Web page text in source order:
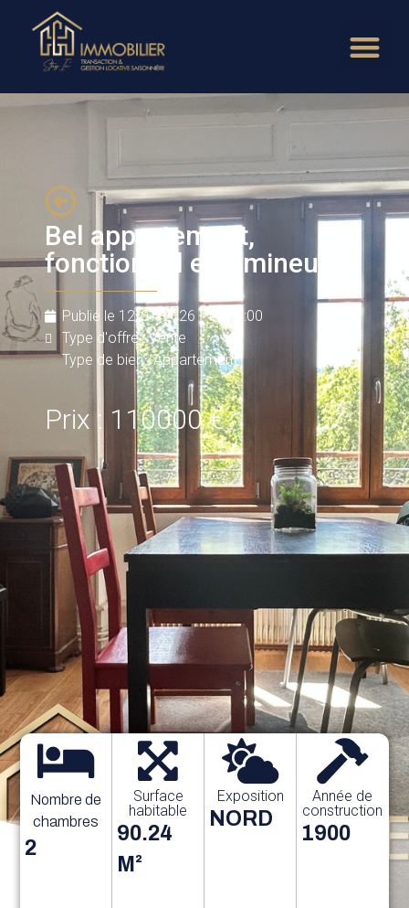
Bel appartement,
fonctionnel et lumineux
Publié le 12/01/2026
03:00
Type d'offre : Vente
Type de bien : Appartement
Prix : 110000 €
Nombre de
chambres
2
Surface
habitable
90.24
M²
Exposition
NORD
Année de
construction
1900